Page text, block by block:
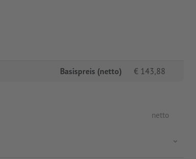
Basispreis (netto) € 143,88
netto